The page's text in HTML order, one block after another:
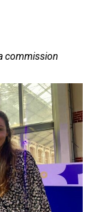
commission